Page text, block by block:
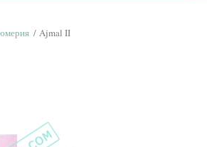
/ Ajmal II